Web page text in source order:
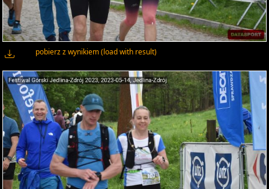
pobierz z wynikiem (load with result)